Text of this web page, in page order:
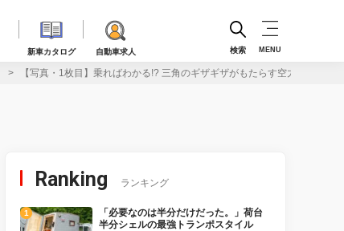
新車カタログ 自動車求人 検索 MENU
【写真・1枚目】乗ればわかる!? 三角のギザギザがもたらす空力効果！
Ranking ランキング
「必要なのは半分だけだった。」荷台
半分シェルの最強トランポスタイル